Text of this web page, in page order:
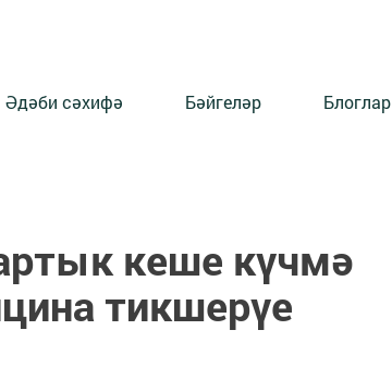
Әдәби сәхифә Бәйгеләр Блоглар
кеше күчмә
тикшерүе